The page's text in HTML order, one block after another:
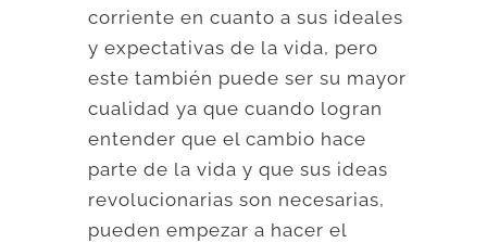
corriente en cuanto a sus ideales
y expectativas de la vida, pero
este también puede ser su mayor
cualidad ya que cuando logran
entender que el cambio hace
parte de la vida y que sus ideas
revolucionarias son necesarias,
pueden empezar a hacer el